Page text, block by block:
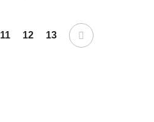
11 12 13